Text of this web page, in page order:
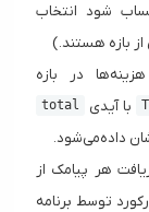
شود انتخاب
از بازه هستند.)
در بازه
با آیدی total
داده‌می‌شود.
هر پیامک از
توسط برنامه